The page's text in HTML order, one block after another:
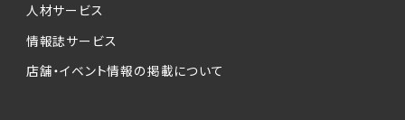
人材サービス
情報誌サービス
店舗・イベント情報の掲載について